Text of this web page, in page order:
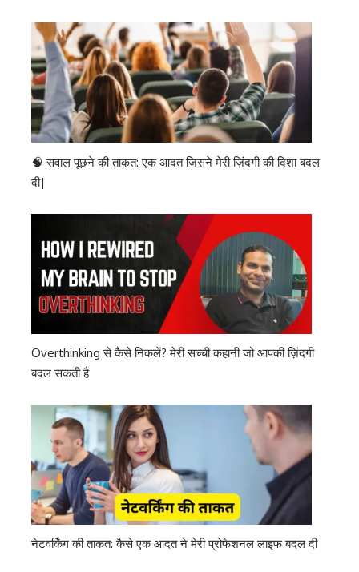
🧠 सवाल पूछने की ताक़त: एक आदत जिसने मेरी ज़िंदगी की दिशा बदल
दी|
Overthinking से कैसे निकलें? मेरी सच्ची कहानी जो आपकी ज़िंदगी
बदल सकती है
नेटवर्किंग की ताकत: कैसे एक आदत ने मेरी प्रोफेशनल लाइफ बदल दी